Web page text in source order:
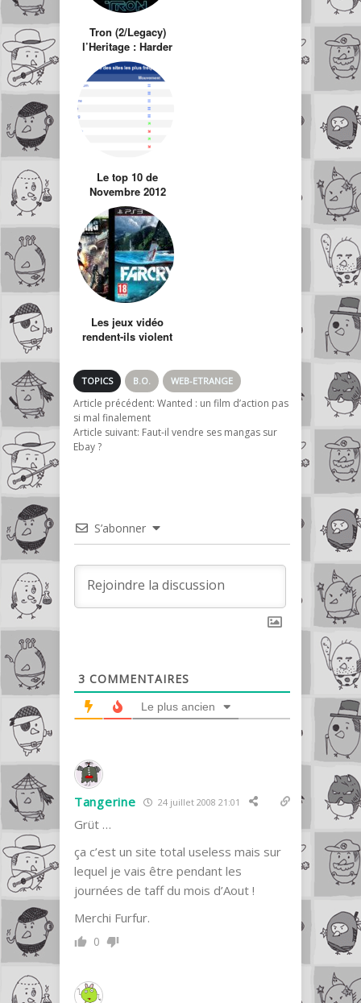
Tron (2/Legacy)
l’Heritage : Harder
Better Faster
Stronger ?
Le top 10 de
Novembre 2012
des sites de Jeux
Vidéo Français !
Les jeux vidéo
rendent-ils violent
TOPICS B.O. WEB-ETRANGE
Article précédent: Wanted : un film d’action pas
si mal finalement
Article suivant: Faut-il vendre ses mangas sur
Ebay ?
S’abonner
3 COMMENTAIRES
Le plus ancien
Tangerine 24 juillet 2008 21:01
Grüt …
ça c’est un site total useless mais sur
lequel je vais être pendant les
journées de taff du mois d’Aout !
Merchi Furfur.
0